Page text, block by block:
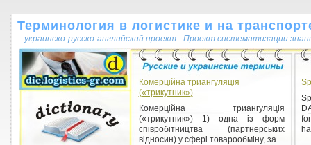
Терминология в логистике и на
украинско-русско-английский проект - Проект систематизации
Комерційна триангуляція
(«трикутник»)
Комерційна триангуляція
(«трикутник») 1) одна із форм
співробітництва (партнерських
відносин) у сфері товарообміну, за ...